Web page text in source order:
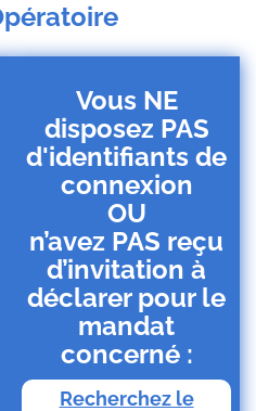
Vous NE
disposez PAS
d'identifiants de
connexion
OU
n’avez PAS reçu
d’invitation à
déclarer pour le
mandat
concerné :
Recherchez le